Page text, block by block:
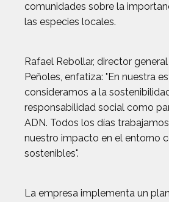
comunidades sobre la
las especies locales.
Rafael Rebollar, director
Peñoles, enfatiza: "En nuestra
consideramos a la
responsabilidad social como
ADN. Todos los días
nuestro impacto en el entorno
sostenibles".
La empresa implementa un